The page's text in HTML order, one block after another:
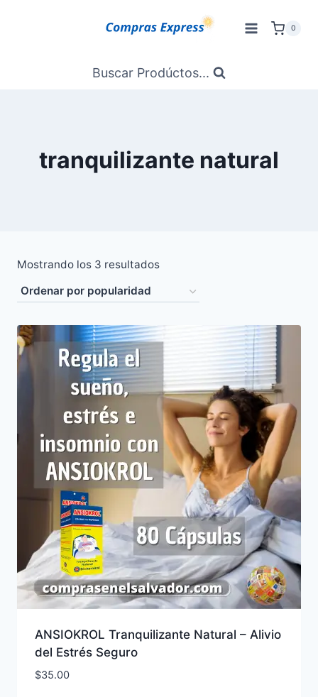
0
Buscar Prodúctos...
tranquilizante natural
Mostrando los 3 resultadosOrdenado
popularidad
ANSIOKROL Tranquilizante Natural – Alivio
del Estrés Seguro
$35.00